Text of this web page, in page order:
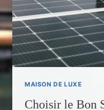
MAISON DE LUXE
Choisir le Bon